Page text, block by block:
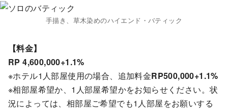
手描き、草木染めのハイエンド・バティック
【料金】
RP 4,600,000+1.1%
※ホテル1人部屋使用の場合、追加料金RP500,000+1.1%
※相部屋希望か、1人部屋希望かをお知らせください。状
況によっては、相部屋ご希望でも1人部屋をお願いする